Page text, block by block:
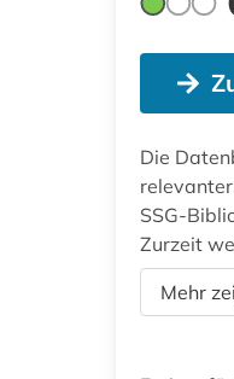
Die
SSG-
Zurzeit
Mehr